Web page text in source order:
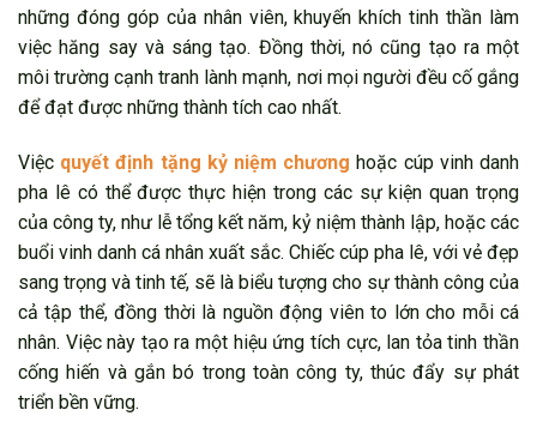
những đóng góp của nhân viên, khuyến khích tinh thần làm
việc hăng say và sáng tạo. Đồng thời, nó cũng tạo ra một
môi trường cạnh tranh lành mạnh, nơi mọi người đều cố gắng
để đạt được những thành tích cao nhất.
Việc quyết định tặng kỷ niệm chương hoặc cúp vinh danh
pha lê có thể được thực hiện trong các sự kiện quan trọng
của công ty, như lễ tổng kết năm, kỷ niệm thành lập, hoặc các
buổi vinh danh cá nhân xuất sắc. Chiếc cúp pha lê, với vẻ đẹp
sang trọng và tinh tế, sẽ là biểu tượng cho sự thành công của
cả tập thể, đồng thời là nguồn động viên to lớn cho mỗi cá
nhân. Việc này tạo ra một hiệu ứng tích cực, lan tỏa tinh thần
cống hiến và gắn bó trong toàn công ty, thúc đẩy sự phát
triển bền vững.